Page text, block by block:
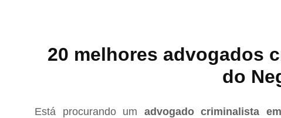
20 melhores advogados
do
Está procurando um advogado criminalista